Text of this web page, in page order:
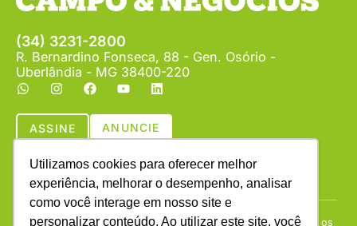
Utilizamos cookies para oferecer melhor
experiência, melhorar o desempenho, analisar
como você interage em nosso site e
personalizar conteúdo. Ao utilizar este site, você
(34) 3231-2800
R. Bernardino Fonseca, 88 - Gen. Osório -
Uberlândia - MG 38400-220
ASSINE ANUNCIE
Copyright © (1990 - 2026) Revista Campo & Negócios. Todos os